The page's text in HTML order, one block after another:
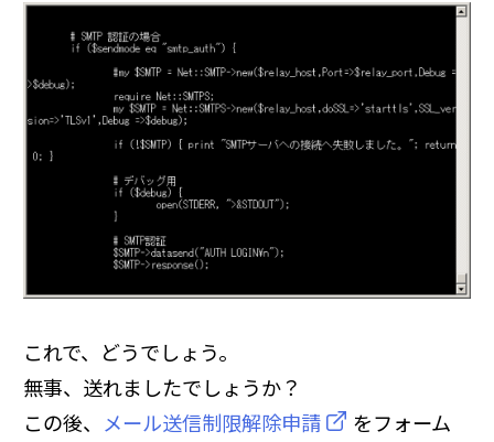
これで、どうでしょう。
無事、送れましたでしょうか？
この後、 メール送信制限解除申請
をフォーム